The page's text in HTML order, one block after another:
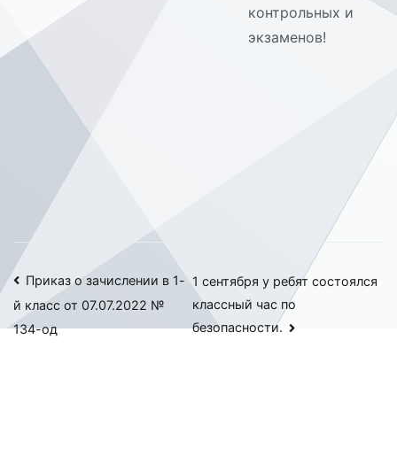
контрольных и
экзаменов!
Навигация
по
Приказ о зачислении в 1-
й класс от 07.07.2022 №
134-од
1 сентября у ребят состоялся
классный час по
безопасности.